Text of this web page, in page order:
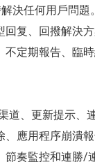
決任何用戶問題
复、回撥解決
定期報告、臨
道、更新提示、
應用程序崩潰
奏監控和連勝/